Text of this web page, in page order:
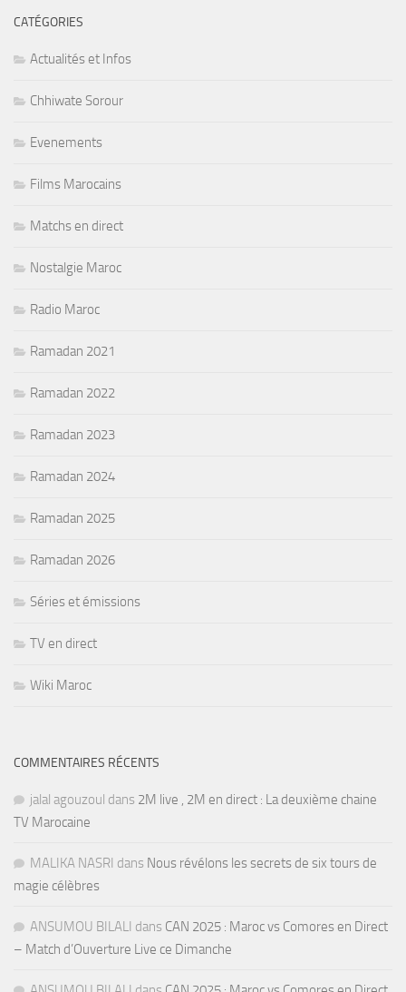
CATÉGORIES
Actualités et Infos
Chhiwate Sorour
Evenements
Films Marocains
Matchs en direct
Nostalgie Maroc
Radio Maroc
Ramadan 2021
Ramadan 2022
Ramadan 2023
Ramadan 2024
Ramadan 2025
Ramadan 2026
Séries et émissions
TV en direct
Wiki Maroc
COMMENTAIRES RÉCENTS
jalal agouzoul dans 2M live , 2M en direct : La deuxième chaine
TV Marocaine
MALIKA NASRI dans Nous révélons les secrets de six tours de
magie célèbres
ANSUMOU BILALI dans CAN 2025 : Maroc vs Comores en Direct
– Match d’Ouverture Live ce Dimanche